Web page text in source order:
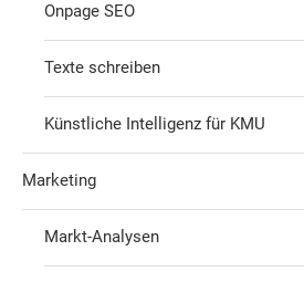
Onpage SEO
Texte schreiben
Künstliche Intelligenz für KMU
Marketing
Markt-Analysen